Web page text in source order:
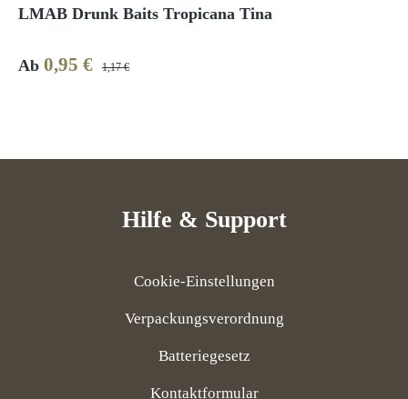
LMAB Drunk Baits Tropicana Tina
Verkaufspreis:
Ab 0,95 € Regulärer Preis:
1,17 €
Hilfe & Support
Cookie-Einstellungen
Verpackungsverordnung
Batteriegesetz
Kontaktformular